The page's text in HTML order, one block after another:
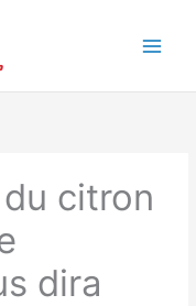
citron
dira